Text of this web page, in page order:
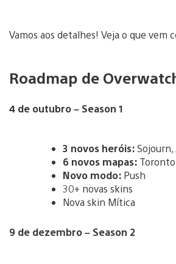
Vamos aos detalhes! Veja o que vem
Roadmap de
4 de outubro – Season 1
3 novos heróis:
6 novos mapas:
Novo modo: Push
30+ novas skins
Nova skin Mítica
9 de dezembro – Season 2